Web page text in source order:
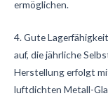
ermöglichen.
4. Gute
auf, die jährliche
Herstellung erfolgt
luftdichten Metall-